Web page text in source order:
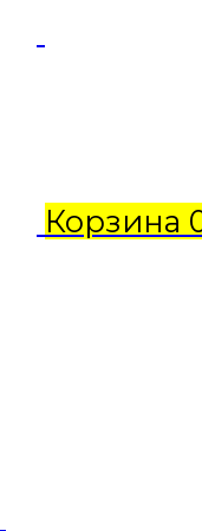
Корзина